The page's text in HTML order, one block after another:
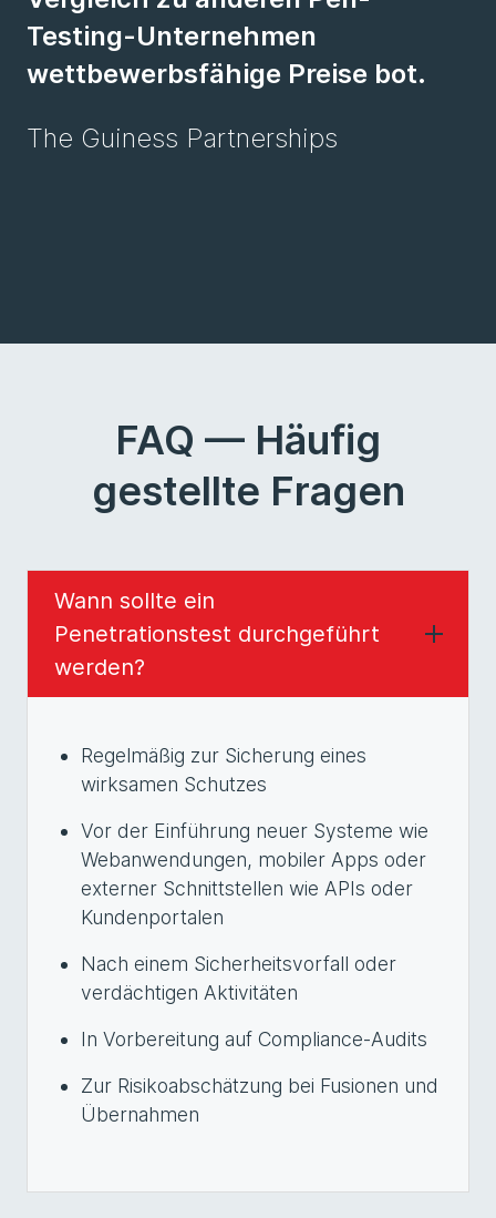
Testing-Unternehmen
wettbewerbsfähige Preise bot.
The Guiness Partnerships
FAQ — Häufig
gestellte Fragen
Wann sollte ein
Penetrationstest durchgeführt
werden?
Regelmäßig zur Sicherung eines
wirksamen Schutzes
Vor der Einführung neuer Systeme wie
Webanwendungen, mobiler Apps oder
externer Schnittstellen wie APIs oder
Kundenportalen
Nach einem Sicherheitsvorfall oder
verdächtigen Aktivitäten
In Vorbereitung auf Compliance-Audits
Zur Risikoabschätzung bei Fusionen und
Übernahmen